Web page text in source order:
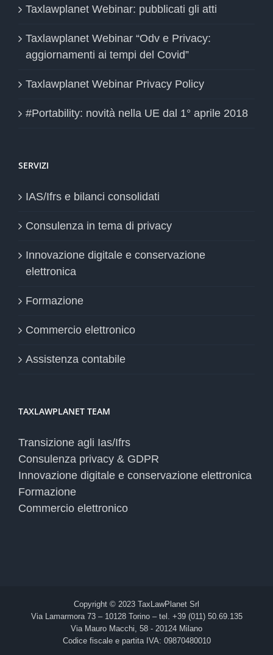
Taxlawplanet Webinar: pubblicati gli atti
Taxlawplanet Webinar “Odv e Privacy:
aggiornamenti ai tempi del Covid”
Taxlawplanet Webinar Privacy Policy
#Portability: novità nella UE dal 1° aprile 2018
SERVIZI
IAS/Ifrs e bilanci consolidati
Consulenza in tema di privacy
Innovazione digitale e conservazione
elettronica
Formazione
Commercio elettronico
Assistenza contabile
TAXLAWPLANET TEAM
Transizione agli Ias/Ifrs
Consulenza privacy & GDPR
Innovazione digitale e conservazione elettronica
Formazione
Commercio elettronico
Copyright © 2023 TaxLawPlanet Srl
Via Lamarmora 73 – 10128 Torino – tel. +39 (011) 50.69.135
Via Mauro Macchi, 58 - 20124 Milano
Codice fiscale e partita IVA: 09870480010